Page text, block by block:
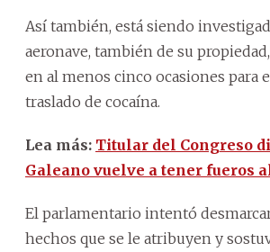
Así también, está siendo
aeronave, también de su
en al menos cinco ocasiones para
traslado de cocaína.
Lea más: Titular del Congreso
Galeano vuelve a tener fueros
El parlamentario intentó
hechos que se le atribuyen y